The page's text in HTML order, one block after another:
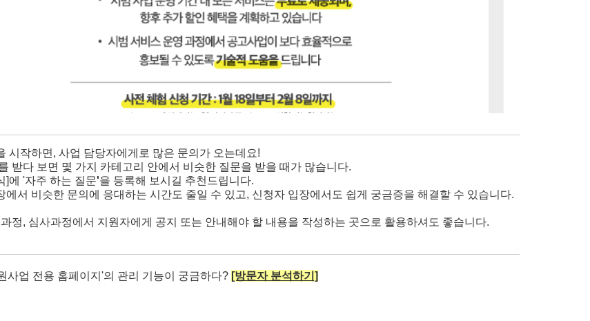
시작하면, 사업 담당자에게로 많은 문의가 오는데요!
받다 보면 몇 가지 카테고리 안에서 비슷한 질문을 받을 때가 많습니다.
]에 '자주 하는 질문'을 등록해 보시길 추천드립니다.
에서 비슷한 문의에 응대하는 시간도 줄일 수 있고, 신청자 입장에서도 쉽게 궁금증을 해결할 수 있습니다.
정, 심사과정에서 지원자에게 공지 또는 안내해야 할 내용을 작성하는 곳으로 활용하셔도 좋습니다.
사업 전용 홈페이지'의 관리 기능이 궁금하다? [방문자 분석하기]